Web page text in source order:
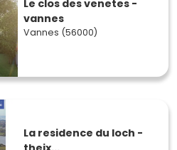
Le clos des venetes -
vannes
Vannes (56000)
La residence du loch -